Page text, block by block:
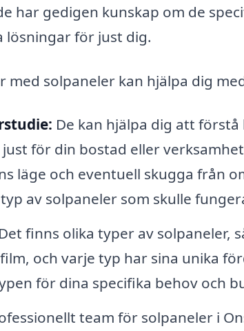
har gedigen kunskap om de
lösningar för just dig.
med solpaneler kan hjälpa dig
De kan hjälpa dig att
för din bostad eller
läge och eventuell skugga från
av solpaneler som skulle
Det finns olika typer av solpaneler,
och varje typ har sina unika
för dina specifika behov och
team för solpaneler i